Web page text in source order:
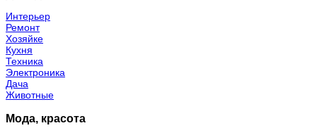
Интерьер
Ремонт
Хозяйке
Кухня
Техника
Электроника
Дача
Животные
Мода, красота